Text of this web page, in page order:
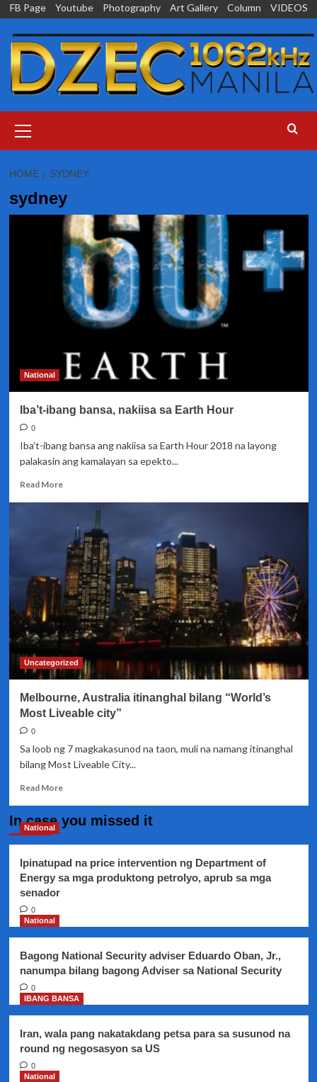
Skip
content
FB Page Youtube Photography Art Gallery Column VIDEOS
Menu
HOME SYDNEY
sydney
National
Iba’t-ibang bansa, nakiisa sa Earth Hour
0
Iba’t-ibang bansa ang nakiisa sa Earth Hour 2018 na layong
palakasin ang kamalayan sa epekto...
Read MoreRead
Iba’t-
ibang
bansa,
nakiisa
sa
Earth
Hour
Uncategorized
Melbourne, Australia itinanghal bilang “World’s
Most Liveable city”
0
Sa loob ng 7 magkakasunod na taon, muli na namang itinanghal
bilang Most Liveable City...
Read MoreRead
Melbourne,
bilang
“World’s
In case you missed it
National
Ipinatupad na price intervention ng Department of
Energy sa mga produktong petrolyo, aprub sa mga
senador
0
National
Bagong National Security adviser Eduardo Oban, Jr.,
nanumpa bilang bagong Adviser sa National Security
0
IBANG BANSA
Iran, wala pang nakatakdang petsa para sa susunod na
round ng negosasyon sa US
0
National